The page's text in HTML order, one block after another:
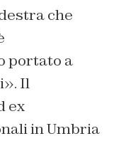
che
portato a
Il
ex
in Umbria